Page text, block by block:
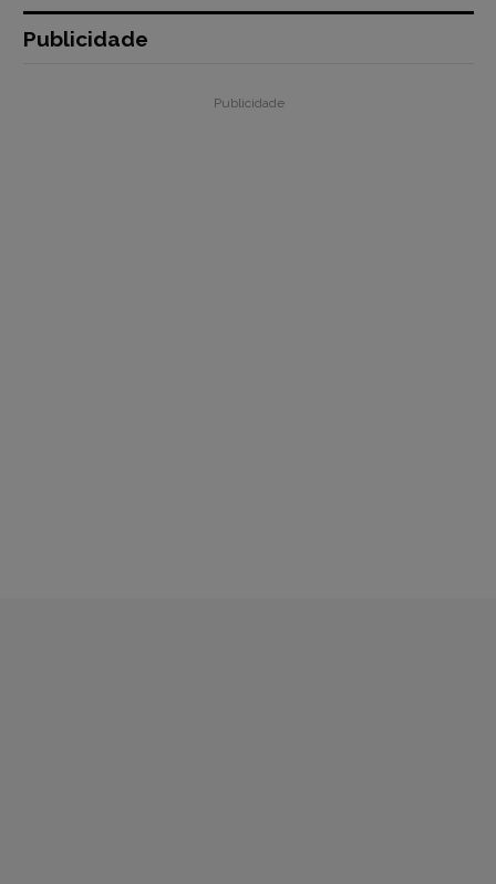
Publicidade
Publicidade